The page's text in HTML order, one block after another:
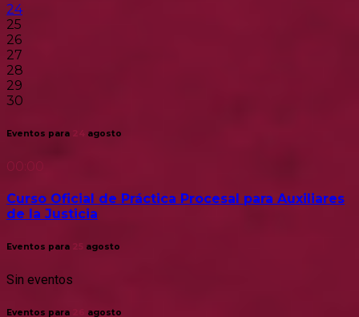
24
25
26
27
28
29
30
Eventos para 24 agosto
00:00
Curso Oficial de Práctica Procesal para Auxiliares
de la Justicia
Eventos para 25 agosto
Sin eventos
Eventos para agosto